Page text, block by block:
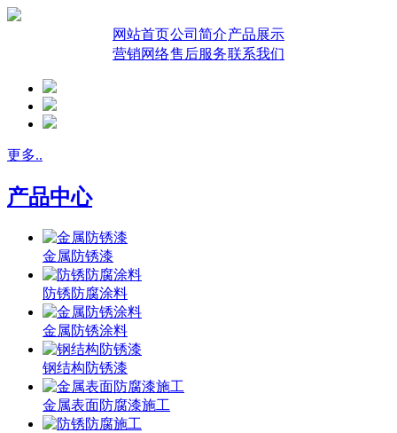
网站首页公司简介产品展示
营销网络售后服务联系我们
更多..
产品中心
金属防锈漆
防锈防腐涂料
金属防锈涂料
钢结构防锈漆
金属表面防腐漆施工